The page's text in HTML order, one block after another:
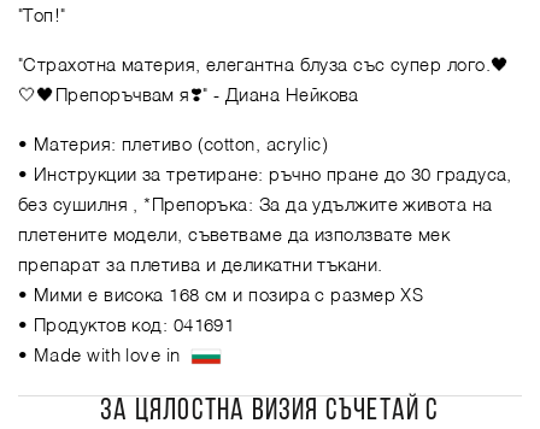
"Топ!"
"Страхотна материя, елегантна блуза със супер лого.🖤
🤍🖤Препоръчвам я❣️" - Диана Нейкова
• Материя: плетиво (cotton, acrylic)
• Инструкции за третиране: ръчно пране до 30 градуса,
без сушилня , *Препоръка: За да удължите живота на
плетените модели, съветваме да използвате мек
препарат за плетива и деликатни тъкани.
• Мими е висока 168 см и позира с размер XS
• Продуктов код: 041691
• Made with love in
ЗА ЦЯЛОСТНА ВИЗИЯ СЪЧЕТАЙ С